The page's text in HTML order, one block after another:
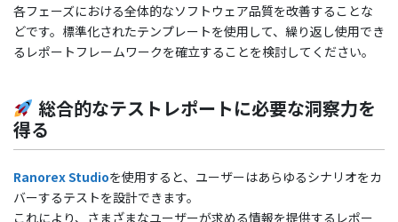
各フェーズにおける全体的なソフトウェア品質を改善することな
どです。標準化されたテンプレートを使用して、繰り返し使用でき
るレポートフレームワークを確立することを検討してください。
総合的なテストレポートに必要な洞察力を
得る
Ranorex Studioを使用すると、ユーザーはあらゆるシナリオをカ
バーするテストを設計できます。
これにより、さまざまなユーザーが求める情報を提供するレポー